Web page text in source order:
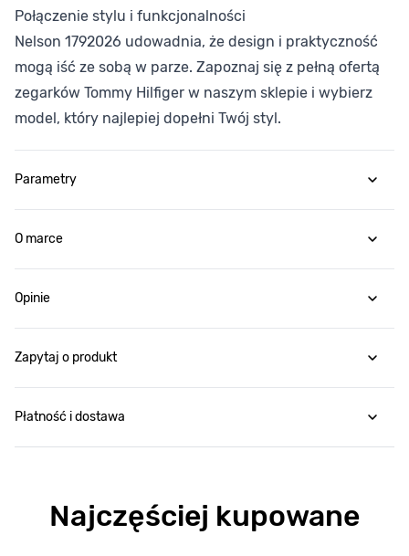
Połączenie stylu i funkcjonalności
Nelson 1792026 udowadnia, że design i praktyczność
mogą iść ze sobą w parze. Zapoznaj się z pełną ofertą
zegarków Tommy Hilfiger w naszym sklepie i wybierz
model, który najlepiej dopełni Twój styl.
Parametry
O marce
Opinie
Zapytaj o produkt
Płatność i dostawa
Najczęściej kupowane